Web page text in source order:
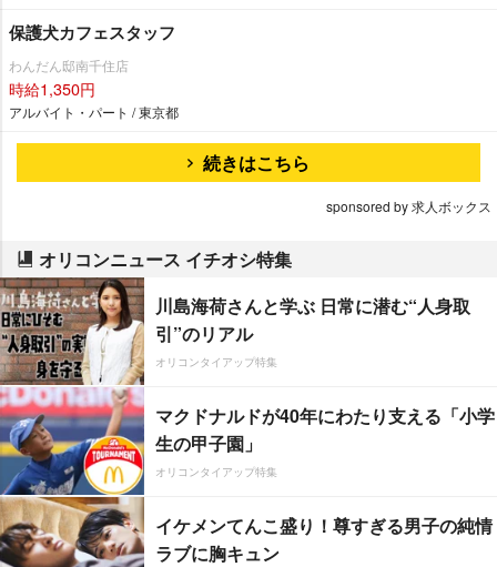
保護犬カフェスタッフ
わんだん邸南千住店
時給1,350円
アルバイト・パート / 東京都
続きはこちら
sponsored by 求人ボックス
オリコンニュース イチオシ特集
川島海荷さんと学ぶ 日常に潜む“人身取
引”のリアル
オリコンタイアップ特集
マクドナルドが40年にわたり支える「小学
生の甲子園」
オリコンタイアップ特集
イケメンてんこ盛り！尊すぎる男子の純情
ラブに胸キュン